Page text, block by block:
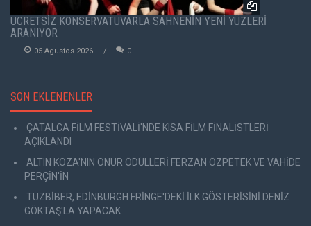
ÜCRETSİZ KONSERVATUVARLA SAHNENİN YENİ YÜZLERİ
ARANIYOR
05 Agustos 2026 0
SON EKLENENLER
ÇATALCA FİLM FESTİVALİ'NDE KISA FİLM FİNALİSTLERİ
AÇIKLANDI
ALTIN KOZA'NIN ONUR ÖDÜLLERİ FERZAN ÖZPETEK VE VAHİDE
PERÇİN'İN
TUZBİBER, EDİNBURGH FRİNGE'DEKİ İLK GÖSTERİSİNİ DENİZ
GÖKTAŞ'LA YAPACAK